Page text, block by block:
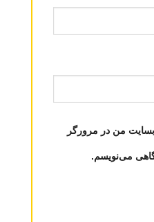
من در مرورگر
می‌نویسم.